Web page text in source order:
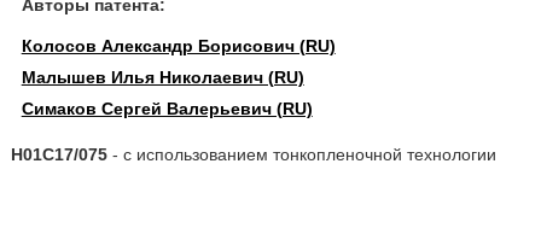
Авторы патента:
Колосов Александр Борисович (RU)
Малышев Илья Николаевич (RU)
Симаков Сергей Валерьевич (RU)
H01C17/075- с использованием тонкопленочной технологии